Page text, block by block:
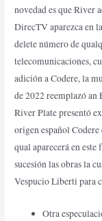
novedad es que River
DirecTV aparezca en
delete número de
telecomunicaciones,
adición a Codere, la
de 2022 reemplazó
River Plate presentó
origen español
qual aparecerá en
sucesión las obras la
Vespucio Liberti para
Otra